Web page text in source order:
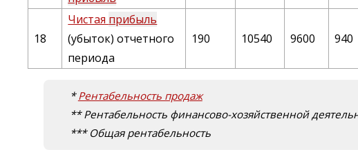
18
Чистая прибыль
(убыток) отчетного
периода
190 10540 9600 940
*Рентабельность продаж
** Рентабельность финансово-хозяйственной
*** Общая рентабельность